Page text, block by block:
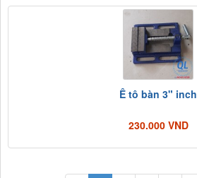
Ê tô bàn 3" inch
230.000 VND